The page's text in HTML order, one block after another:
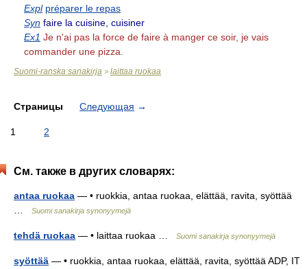
Expl préparer le repas
Syn faire la cuisine, cuisiner
Ex1 Je n'ai pas la force de faire à manger ce soir, je vais
commander une pizza.
Suomi-ranska sanakirja > laittaa ruokaa
Страницы Следующая →
1 2
См. также в других словарях:
antaa ruokaa — • ruokkia, antaa ruokaa, elättää, ravita, syöttää
Suomi sanakirja synonyymejä
tehdä ruokaa — • laittaa ruokaa … Suomi sanakirja synonyymejä
syöttää — • ruokkia, antaa ruokaa, elättää, ravita, syöttää ADP, IT